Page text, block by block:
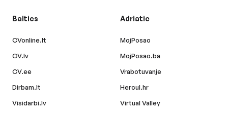
Baltics
CVonline.lt
CV.lv
CV.ee
Dirbam.lt
Visidarbi.lv
Adriatic
MojPosao
MojPosao.ba
Vrabotuvanje
Hercul.hr
Virtual Valley